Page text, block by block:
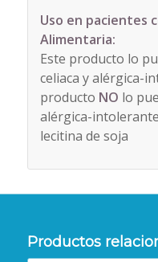
Uso en pacientes
Alimentaria:
Este producto lo
celiaca y alérgica-
producto NO lo
alérgica-
lecitina de soja
Productos